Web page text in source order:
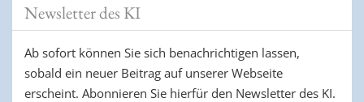
Newsletter des KI
Ab sofort können Sie sich benachrichtigen lassen,
sobald ein neuer Beitrag auf unserer Webseite
erscheint. Abonnieren Sie hierfür den Newsletter des KI.